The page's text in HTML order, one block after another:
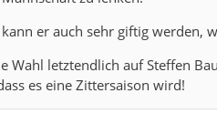
er auch sehr giftig werden,
Wahl letztendlich auf Steffen
es eine Zittersaison wird!